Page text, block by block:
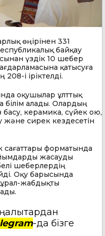
өңірінен 331
байқау
үздік 10 шебер
қатысуға
і іріктелді.
оқушылар ұлттық
білім алады. Олардың
басу, керамика, сүйек ою,
және сирек кездесетін
сағаттары форматында
жасауды
шеберлердің
Оқу барысында
жабдықты
-да бізге